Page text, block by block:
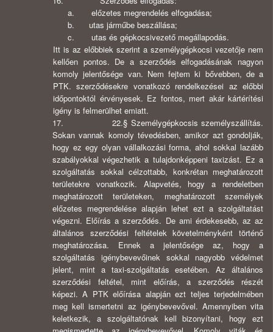
a. előzetes megrendelés elfogadása;
b. utas járműbe beszállása;
c. utas és gépkocsivezető megállapodás.
Itt is az előbbiek szerint a személygépkocsi vezetője nem
kellően pontos. De a szerződés elfogadásának nagyon
komoly jelentősége van. Nem fejtem ki bővebben, de a
PTK. szerződésekre vonatkozó rendelkezései az előbbi
időpontoktól érvényesek. Ez fontos, mert akár kártérítési
igény is felmerülhet emiatt.
17. 22.§ Személygépkocsis személyszállítás.
Sokan vannak komoly tévedésben, amikor azt gondolják,
hogy ez egy olyan vállalkozási forma, ahol sokkal lazább
szabályokkal végezhetik a tulajdonképpeni taxizást. Ez a
szolgáltatás sokkal célzottabb, konkrétan meghatározott
területekre vonatkozik. Alapvetés, hogy a rendeletben
meghatározott területeken, meghatározott személyek
előzetes megrendelése alapján lehet ezt a szolgáltatást
végezni. Előírás a szerződés. De ami érdekesebb, az az
általános szerződési feltételek követelményként történő
meghatározása. Ennek a jelentősége az, hogy a
szolgáltatás igénybevevőinek sokkal nagyobb védelmet
jelent, mint a taxi-szolgáltatás esetében. Az általános
szerződési feltétel, mint előírás, a szerződés részét
képezi. A PTK előírása alapján ezt teljes terjedelmében
meg kell ismertetni az igénybevevővel. Amennyiben vita
keletkezik, a szolgáltatónak kell bizonyítani, hogy ezt